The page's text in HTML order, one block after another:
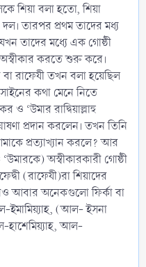
শিয়া বলা হতো, শিয়া
তারপর প্রথম তাদের মধ্য
তাদের মধ্যে এক গোষ্ঠী
করতে শুরু করে।
রাফেযী তখন বলা হয়েছিল
কথা মেনে নিতে
‘উমার রাদ্বিয়াল্লাহু
প্রদান করলেন। তখন তিনি
প্রত্যাখ্যান করলে? আর
অস্বীকারকারী গোষ্ঠী
(রাফেযী)রা শিয়াদের
আবার অনেকগুলো ফির্কা বা
(আল- ইসনা
হাশেমিয়্যাহ, আল-